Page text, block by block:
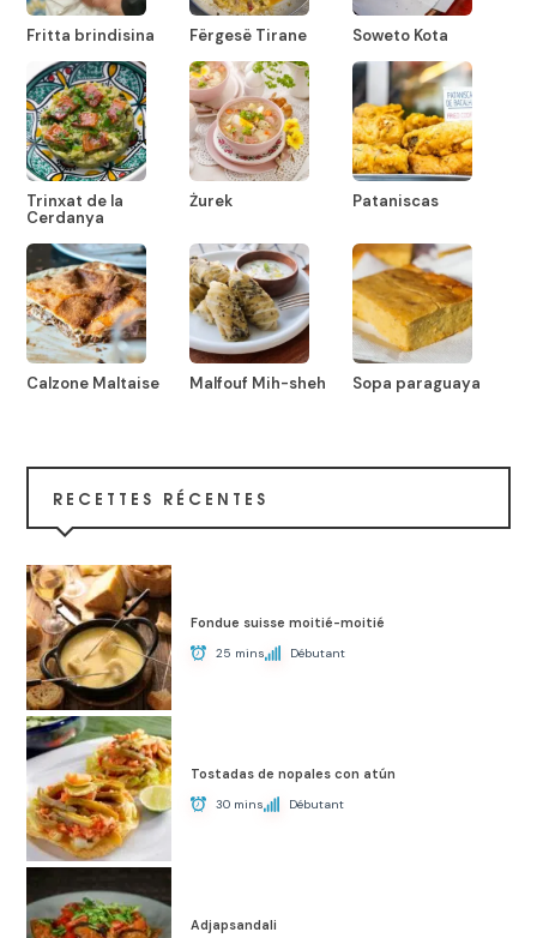
Fritta brindisina Fërgesë Tirane Soweto Kota
Trinxat de la
Cerdanya
Żurek Pataniscas
Calzone Maltaise Malfouf Mih-sheh Sopa paraguaya
RECETTES RÉCENTES
Fondue suisse moitié-moitié
25 mins Débutant
Tostadas de nopales con atún
30 mins Débutant
Adjapsandali